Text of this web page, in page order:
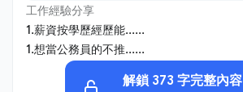
工作經驗分享
1.薪資按學歷經歷能......
1.想當公務員的不推......
解鎖 373 字完整內容